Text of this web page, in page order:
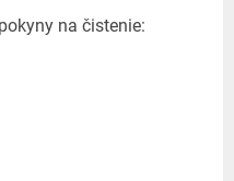
na čistenie: